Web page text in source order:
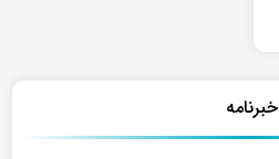
خبرنامه